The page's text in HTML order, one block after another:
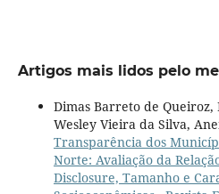
Artigos mais lidos pelo
Dimas Barreto de Queiroz,
Wesley Vieira da Silva,
Transparência dos
Norte: Avaliação da
Disclosure, Tamanho e